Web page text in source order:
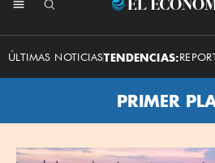
El
ÚLTIMAS NOTICIASTENDENCIAS:
PRIMER